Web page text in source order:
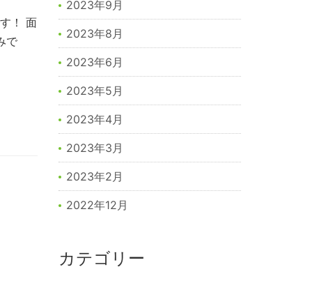
！ 面
で
2023年9月
2023年8月
2023年6月
2023年5月
2023年4月
2023年3月
2023年2月
2022年12月
カテゴリー